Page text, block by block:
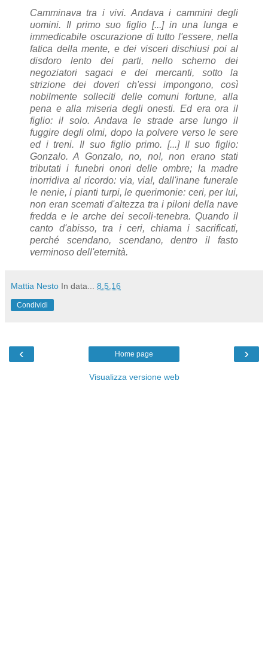
Camminava tra i vivi. Andava i cammini degli
uomini. Il primo suo figlio [...] in una lunga e
immedicabile oscurazione di tutto l'essere, nella
fatica della mente, e dei visceri dischiusi poi al
disdoro lento dei parti, nello scherno dei
negoziatori sagaci e dei mercanti, sotto la
strizione dei doveri ch'essi impongono, così
nobilmente solleciti delle comuni fortune, alla
pena e alla miseria degli onesti. Ed era ora il
figlio: il solo. Andava le strade arse lungo il
fuggire degli olmi, dopo la polvere verso le sere
ed i treni. Il suo figlio primo. [...] Il suo figlio:
Gonzalo. A Gonzalo, no, no!, non erano stati
tributati i funebri onori delle ombre; la madre
inorridiva al ricordo: via, via!, dall'inane funerale
le nenie, i pianti turpi, le querimonie: ceri, per lui,
non eran scemati d'altezza tra i piloni della nave
fredda e le arche dei secoli-tenebra. Quando il
canto d'abisso, tra i ceri, chiama i sacrificati,
perché scendano, scendano, dentro il fasto
verminoso dell'eternità.
Mattia Nesto In data... 8.5.16
Condividi
‹ ›
Home page
Visualizza versione web